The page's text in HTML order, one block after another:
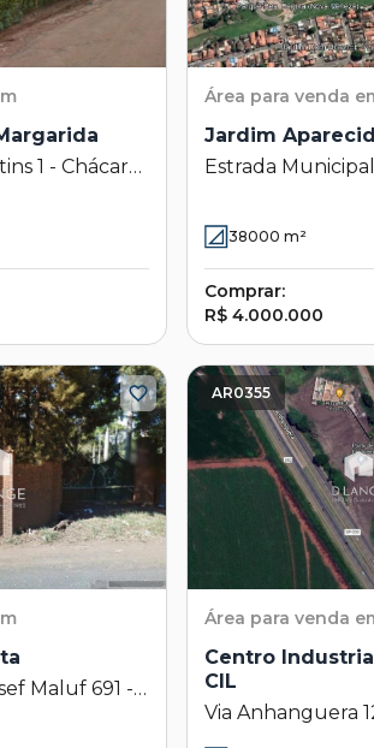
1 - Chácara
Área para venda
Jardim
Estrada
Campinas - SP
38000 m²
Comprar:
R$ 4.000.000
Maluf 691 -
AR0355
Área para venda
Centro
CIL
Via Anhanguera